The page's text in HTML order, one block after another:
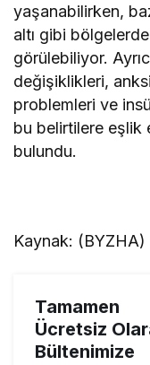
yaşanabilirken,
altı gibi
görülebiliyor.
değişiklikleri,
problemleri ve
bu belirtilere eşlik
bulundu.
Kaynak: (BYZHA)
Tamamen
Ücretsiz
Bültenimize